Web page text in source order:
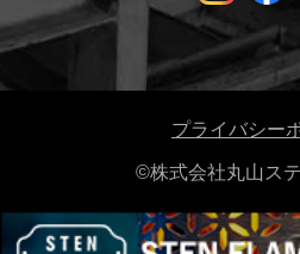
プライバシー
©株式会社丸山ス